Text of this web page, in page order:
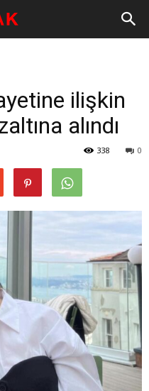
ilişkin
alındı
0
338